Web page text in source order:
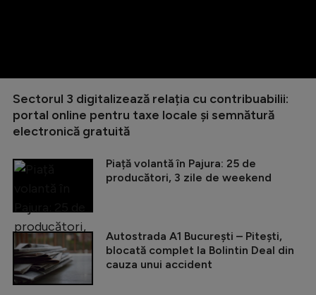
Sectorul 3 digitalizează relația cu contribuabilii:
portal online pentru taxe locale și semnătură
electronică gratuită
Piață volantă în Pajura: 25 de
producători, 3 zile de weekend
Autostrada A1 București – Pitești,
blocată complet la Bolintin Deal din
cauza unui accident